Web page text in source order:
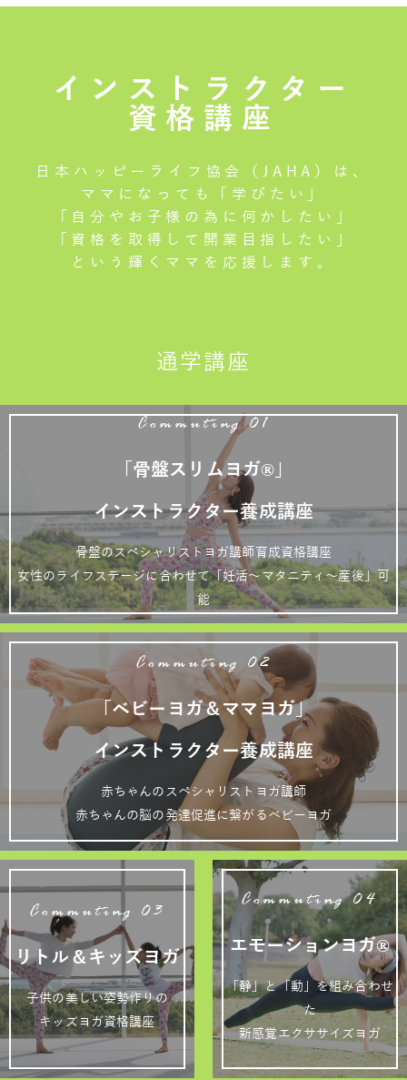
インストラクター
資格講座
日本ハッピーライフ協会（JAHA）は、
ママになっても「学びたい」
「自分やお子様の為に何かしたい」
「資格を取得して開業目指したい」
という輝くママを応援します。
通学講座
Commuting 01
「骨盤スリムヨガ®」
インストラクター養成講座
骨盤のスペシャリストヨガ講師育成資格講座
女性のライフステージに合わせて「妊活～マタニティ～産後」可
能
Commuting 02
「ベビーヨガ＆ママヨガ」
インストラクター養成講座
赤ちゃんのスペシャリストヨガ講師
赤ちゃんの脳の発達促進に繋がるベビーヨガ
Commuting 03
リトル＆キッズヨガ
子供の美しい姿勢作りの
キッズヨガ資格講座
Commuting 04
エモーションヨガ®
「静」と「動」を組み合わせ
た
新感覚エクササイズヨガ